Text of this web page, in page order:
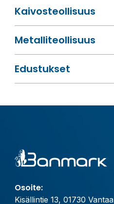
Kaivos­teollisuus
Metalli­teollisuus
Edustukset
Osoite:
Kisällintie 13, 01730 Vantaa